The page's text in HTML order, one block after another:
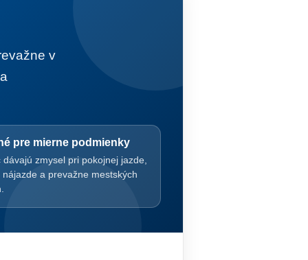
v
pre mierne podmienky
dávajú zmysel pri pokojnej jazde,
nájazde a prevažne mestských